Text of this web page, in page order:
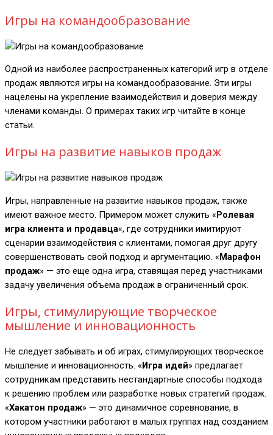
Игры на командообразование
Одной из наиболее распространенных категорий игр в отделе
продаж являются игры на командообразование. Эти игры
нацелены на укрепление взаимодействия и доверия между
членами команды. О примерах таких игр читайте в конце
статьи.
Игры на развитие навыков продаж
Игры, направленные на развитие навыков продаж, также
имеют важное место. Примером может служить «Ролевая
игра клиента и продавца«, где сотрудники имитируют
сценарии взаимодействия с клиентами, помогая друг другу
совершенствовать свой подход и аргументацию. «Марафон
продаж» — это еще одна игра, ставящая перед участниками
задачу увеличения объема продаж в ограниченный срок.
Игры, стимулирующие творческое
мышление и инновационность
Не следует забывать и об играх, стимулирующих творческое
мышление и инновационность. «Игра идей» предлагает
сотрудникам представить нестандартные способы подхода
к решению проблем или разработке новых стратегий продаж.
«Хакатон продаж» — это динамичное соревнование, в
котором участники работают в малых группах над созданием